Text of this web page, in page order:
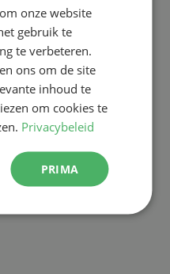
onze website
gebruik te
te verbeteren.
ons om de site
inhoud te
om cookies te
Privacybeleid
PRIMA